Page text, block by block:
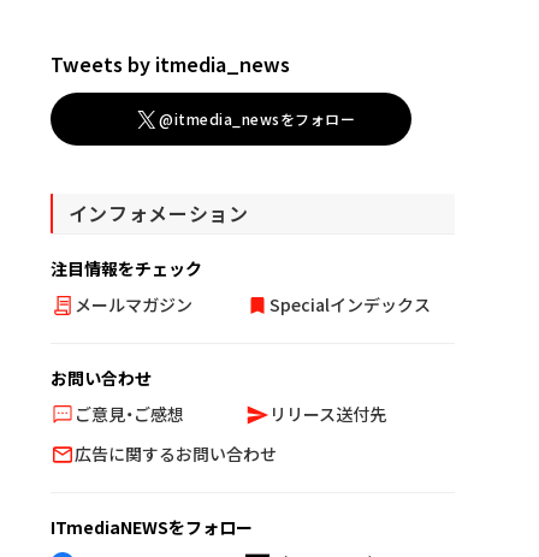
Tweets by itmedia_news
@itmedia_newsをフォロー
インフォメーション
注目情報をチェック
メールマガジン
Specialインデックス
お問い合わせ
ご意見・ご感想
リリース送付先
広告に関するお問い合わせ
ITmediaNEWSをフォロー